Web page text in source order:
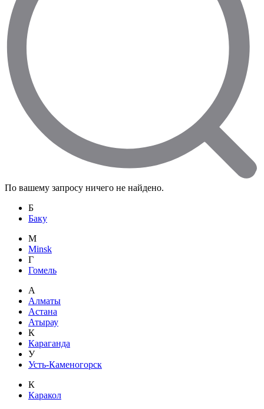
По вашему запросу ничего не найдено.
Б
Баку
M
Minsk
Г
Гомель
А
Алматы
Астана
Атырау
К
Караганда
У
Усть-Каменогорск
К
Каракол